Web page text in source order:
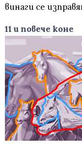
винаги се
11 и повече коне